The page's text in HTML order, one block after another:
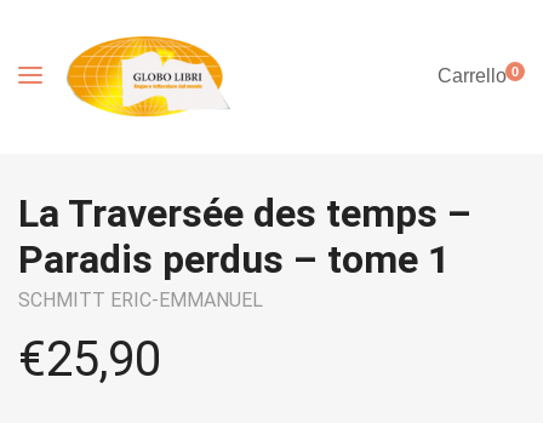
Carrello0
La Traversée des temps –
Paradis perdus – tome 1
SCHMITT ERIC-EMMANUEL
€25,90